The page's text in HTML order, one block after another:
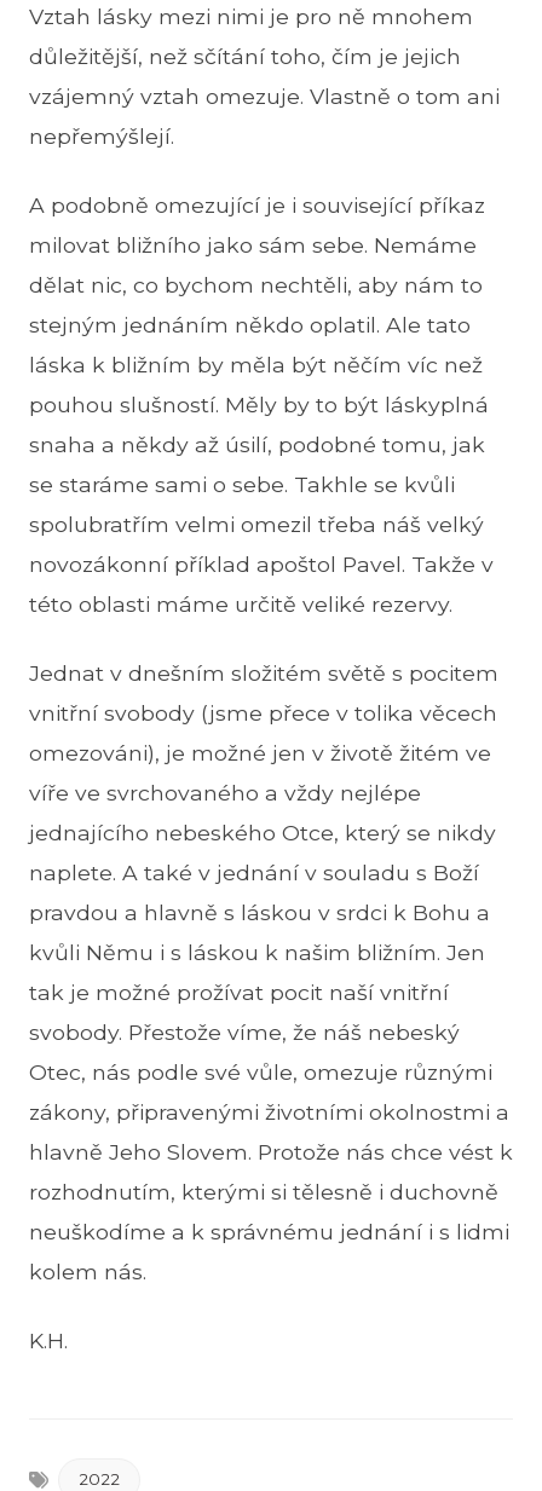
Vztah lásky mezi nimi je pro ně mnohem
důležitější, než sčítání toho, čím je jejich
vzájemný vztah omezuje. Vlastně o tom ani
nepřemýšlejí.
A podobně omezující je i související příkaz
milovat bližního jako sám sebe. Nemáme
dělat nic, co bychom nechtěli, aby nám to
stejným jednáním někdo oplatil. Ale tato
láska k bližním by měla být něčím víc než
pouhou slušností. Měly by to být láskyplná
snaha a někdy až úsilí, podobné tomu, jak
se staráme sami o sebe. Takhle se kvůli
spolubratřím velmi omezil třeba náš velký
novozákonní příklad apoštol Pavel. Takže v
této oblasti máme určitě veliké rezervy.
Jednat v dnešním složitém světě s pocitem
vnitřní svobody (jsme přece v tolika věcech
omezováni), je možné jen v životě žitém ve
víře ve svrchovaného a vždy nejlépe
jednajícího nebeského Otce, který se nikdy
naplete. A také v jednání v souladu s Boží
pravdou a hlavně s láskou v srdci k Bohu a
kvůli Němu i s láskou k našim bližním. Jen
tak je možné prožívat pocit naší vnitřní
svobody. Přestože víme, že náš nebeský
Otec, nás podle své vůle, omezuje různými
zákony, připravenými životními okolnostmi a
hlavně Jeho Slovem. Protože nás chce vést k
rozhodnutím, kterými si tělesně i duchovně
neuškodíme a k správnému jednání i s lidmi
kolem nás.
K.H.
2022